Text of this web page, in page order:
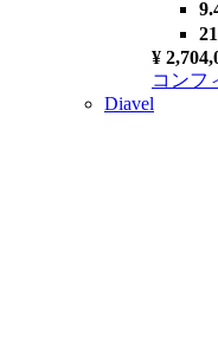
¥
コンフ
Diavel